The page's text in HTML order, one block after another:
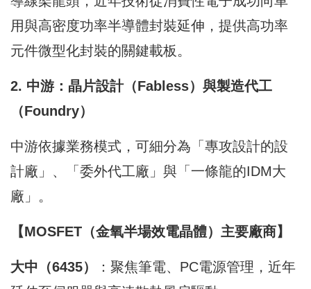
用與高密度功率半導體封裝延伸，提供高功率
元件微型化封裝的關鍵載板。
2. 中游：晶片設計（Fabless）與製造代工
（Foundry）
中游依據業務模式，可細分為「專攻設計的設
計廠」、「委外代工廠」與「一條龍的IDM大
廠」。
【MOSFET（金氧半場效電晶體）主要廠商】
大中（6435）
：聚焦筆電、PC電源管理，近年